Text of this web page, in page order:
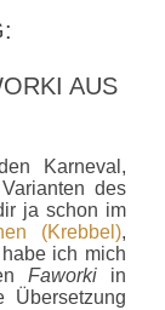
AUS
Karneval,
des
ja schon im
(Krebbel),
ich mich
Faworkiin
Übersetzung